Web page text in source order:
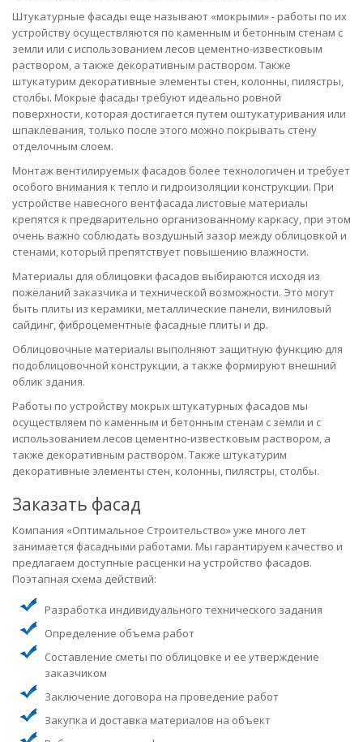
Штукатурные фасады еще называют «мокрыми» - работы по их
устройству осуществляются по каменным и бетонным стенам с
земли или с использованием лесов цементно-известковым
раствором, а также декоративным раствором. Также
штукатурим декоративные элементы стен, колонны, пилястры,
столбы. Мокрые фасады требуют идеально ровной
поверхности, которая достигается путем оштукатуривания или
шпаклевания, только после этого можно покрывать стену
отделочным слоем.
Монтаж вентилируемых фасадов более технологичен и требует
особого внимания к тепло и гидроизоляции конструкции. При
устройстве навесного вентфасада листовые материалы
крепятся к предварительно организованному каркасу, при этом
очень важно соблюдать воздушный зазор между облицовкой и
стенами, который препятствует повышению влажности.
Материалы для облицовки фасадов выбираются исходя из
пожеланий заказчика и технической возможности. Это могут
быть плиты из керамики, металлические панели, виниловый
сайдинг, фиброцементные фасадные плиты и др.
Облицовочные материалы выполняют защитную функцию для
подоблицовочной конструкции, а также формируют внешний
облик здания.
Работы по устройству мокрых штукатурных фасадов мы
осуществляем по каменным и бетонным стенам с земли и с
использованием лесов цементно-известковым раствором, а
также декоративным раствором. Также штукатурим
декоративные элементы стен, колонны, пилястры, столбы.
Заказать фасад
Компания «Оптимальное Строительство» уже много лет
занимается фасадными работами. Мы гарантируем качество и
предлагаем доступные расценки на устройство фасадов.
Поэтапная схема действий:
Разработка индивидуального технического задания
Определение объема работ
Составление сметы по облицовке и ее утверждение
заказчиком
Заключение договора на проведение работ
Закупка и доставка материалов на объект